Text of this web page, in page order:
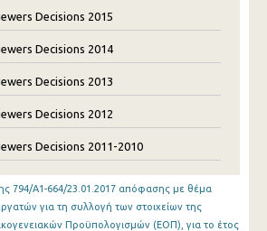
Decisions 2015
Decisions 2014
Decisions 2013
Decisions 2012
Decisions 2011-2010
794/Α1-664/23.01.2017 απόφασης με θέμα
για τη συλλογή των στοιχείων της
Προϋπολογισμών (ΕΟΠ), για το έτος